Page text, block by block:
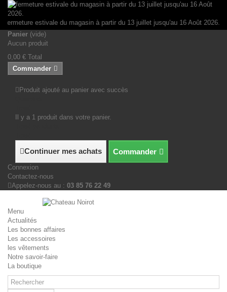
fermeture estivale du magasin à partir du 13 juillet jusqu'au 16 Août 2026.
Panier (vide)
Aucun produit
0,00 € Total
Commander
Produit ajouté au panier avec succès
Il y a 1 produit dans votre panier.
Continuer mes achats Commander
Connexion
Contactez-nous
Appelez-nous au : 03 85 76 22 49
Menu
Actualités
Les bonnes affaires
Les accessoires
les vêtements
Notre savoir-faire
La boutique
Panneau de gestion des cookies